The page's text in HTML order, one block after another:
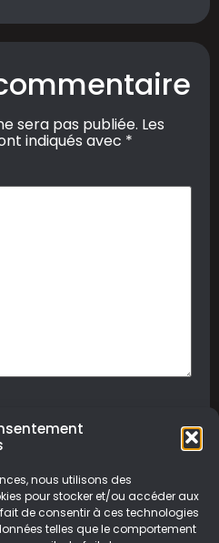
nous utilisons des
pour stocker et/ou accéder aux
de consentir à ces technologies
telles que le comportement
sera pas publiée. Les
indiqués avec *